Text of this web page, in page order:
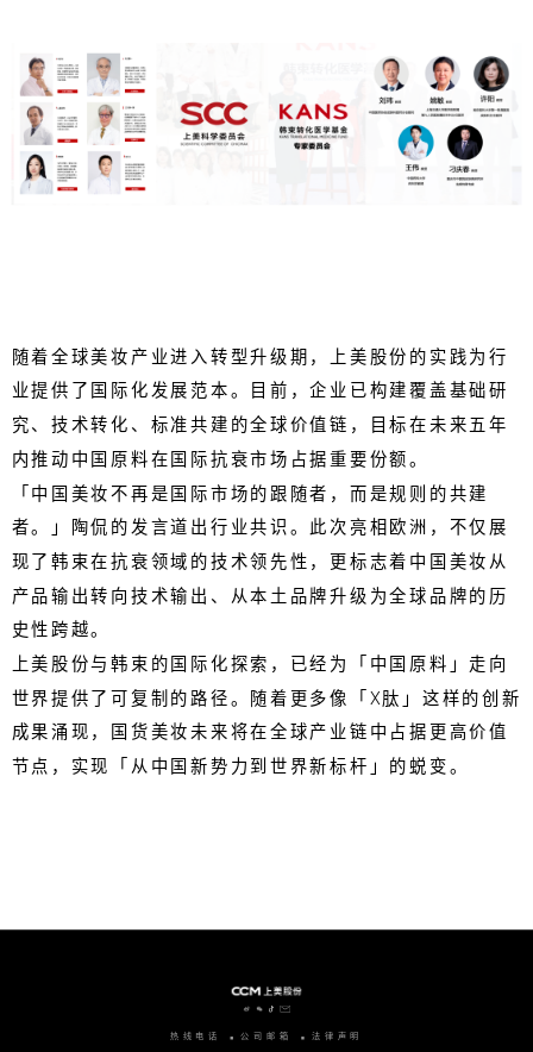
随着全球美妆产业进入转型升级期，上美股份的实践为行
业提供了国际化发展范本。目前，企业已构建覆盖基础研
究、技术转化、标准共建的全球价值链，目标在未来五年
内推动中国原料在国际抗衰市场占据重要份额。
「中国美妆不再是国际市场的跟随者，而是规则的共建
者。」陶侃的发言道出行业共识。此次亮相欧洲，不仅展
现了韩束在抗衰领域的技术领先性，更标志着中国美妆从
产品输出转向技术输出、从本土品牌升级为全球品牌的历
史性跨越。
上美股份与韩束的国际化探索，已经为「中国原料」走向
世界提供了可复制的路径。随着更多像「X肽」这样的创新
成果涌现，国货美妆未来将在全球产业链中占据更高价值
节点，实现「从中国新势力到世界新标杆」的蜕变。
热线电话 公司邮箱 法律声明